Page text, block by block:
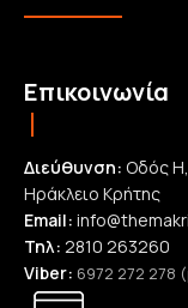
Επικοινωνία
Διεύθυνση: Οδός Η,
Ηράκλειο Κρήτης
Email:
Τηλ: 2810 263260
Viber: 6972 272 278